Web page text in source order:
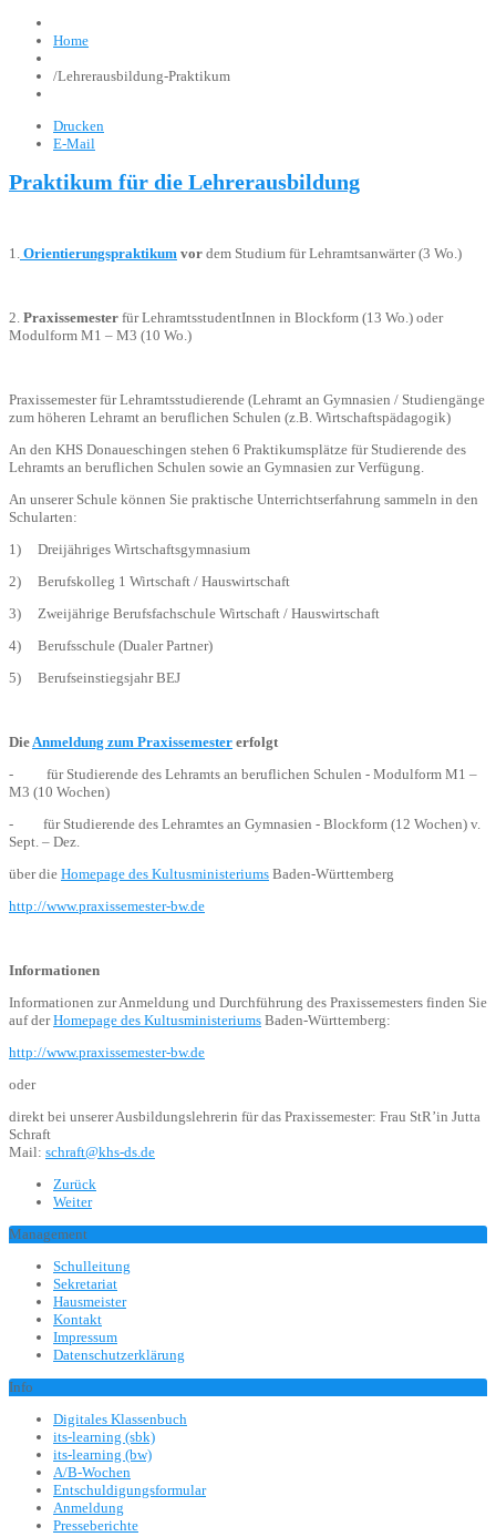
Home
/Lehrerausbildung-Praktikum
Drucken
E-Mail
Praktikum für die Lehrerausbildung
1. Orientierungspraktikum vor dem Studium für Lehramtsanwärter (3 Wo.)
2. Praxissemester für LehramtsstudentInnen in Blockform (13 Wo.) oder
Modulform M1 – M3 (10 Wo.)
Praxissemester für Lehramtsstudierende (Lehramt an Gymnasien / Studiengänge
zum höheren Lehramt an beruflichen Schulen (z.B. Wirtschaftspädagogik)
An den KHS Donaueschingen stehen 6 Praktikumsplätze für Studierende des
Lehramts an beruflichen Schulen sowie an Gymnasien zur Verfügung.
An unserer Schule können Sie praktische Unterrichtserfahrung sammeln in den
Schularten:
1) Dreijähriges Wirtschaftsgymnasium
2) Berufskolleg 1 Wirtschaft / Hauswirtschaft
3) Zweijährige Berufsfachschule Wirtschaft / Hauswirtschaft
4) Berufsschule (Dualer Partner)
5) Berufseinstiegsjahr BEJ
DieAnmeldung zum Praxissemester erfolgt
- für Studierende des Lehramts an beruflichen Schulen - Modulform M1 –
M3 (10 Wochen)
- für Studierende des Lehramtes an Gymnasien - Blockform (12 Wochen) v.
Sept. – Dez.
über die Homepage des Kultusministeriums Baden-Württemberg
http://www.praxissemester-bw.de
Informationen
Informationen zur Anmeldung und Durchführung des Praxissemesters finden Sie
auf derHomepage des Kultusministeriums Baden-Württemberg:
http://www.praxissemester-bw.de
oder
direkt bei unserer Ausbildungslehrerin für das Praxissemester: Frau StR’in Jutta
Schraft
Mail: schraft@khs-ds.de
Zurück
Weiter
Management
Schulleitung
Sekretariat
Hausmeister
Kontakt
Impressum
Datenschutzerklärung
Info
Digitales Klassenbuch
its-learning (sbk)
its-learning (bw)
A/B-Wochen
Entschuldigungsformular
Anmeldung
Presseberichte